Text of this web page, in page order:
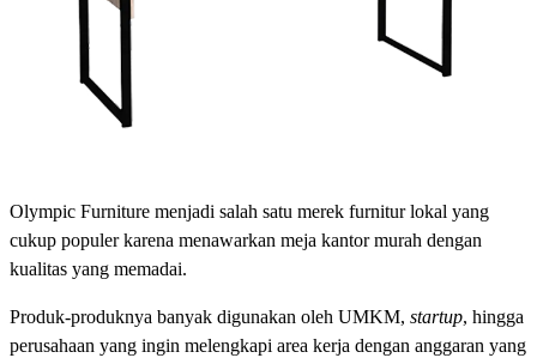
Olympic Furniture menjadi salah satu merek furnitur lokal yang
cukup populer karena menawarkan meja kantor murah dengan
kualitas yang memadai.
Produk-produknya banyak digunakan oleh UMKM, startup, hingga
perusahaan yang ingin melengkapi area kerja dengan anggaran yang